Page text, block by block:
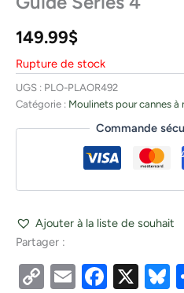
149.99$
Rupture de stock
UGS : PLO-PLAOR492
Catégorie : Moulinets pour cannes à
Commande
Ajouter à la liste de souhait
Partager :
CopyEmail X